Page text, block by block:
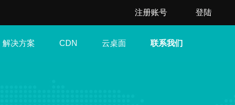
注册账号 登陆
解决方案 CDN 云桌面 联系我们